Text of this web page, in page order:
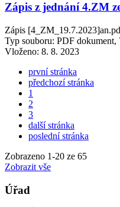
Zápis z jednání 4.ZM
Zápis
Typ souboru: PDF
Vloženo: 8. 8. 2023
první stránka
předchozí stránka
1
2
3
další stránka
poslední stránka
Zobrazeno 1-20 ze 65
Zobrazit vše
Úřad